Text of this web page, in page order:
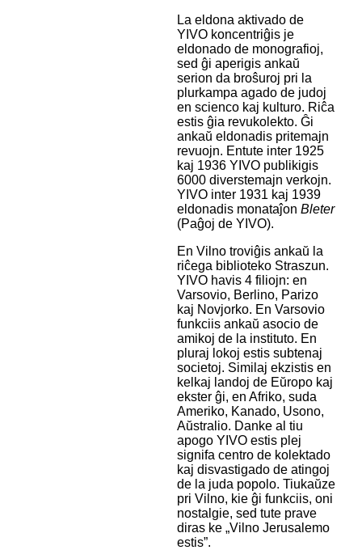
La eldona aktivado de
YIVO koncentriĝis je
eldonado de monografioj,
sed ĝi aperigis ankaŭ
serion da broŝuroj pri la
plurkampa agado de judoj
en scienco kaj kulturo. Riĉa
estis ĝia revukolekto. Ĝi
ankaŭ eldonadis pritemajn
revuojn. Entute inter 1925
kaj 1936 YIVO publikigis
6000 diverstemajn verkojn.
YIVO inter 1931 kaj 1939
eldonadis monataĵon Bleter
(Paĝoj de YIVO).
En Vilno troviĝis ankaŭ la
riĉega biblioteko Straszun.
YIVO havis 4 filiojn: en
Varsovio, Berlino, Parizo
kaj Novjorko. En Varsovio
funkciis ankaŭ asocio de
amikoj de la instituto. En
pluraj lokoj estis subtenaj
societoj. Similaj ekzistis en
kelkaj landoj de Eŭropo kaj
ekster ĝi, en Afriko, suda
Ameriko, Kanado, Usono,
Aŭstralio. Danke al tiu
apogo YIVO estis plej
signifa centro de kolektado
kaj disvastigado de atingoj
de la juda popolo. Tiukaŭze
pri Vilno, kie ĝi funkciis, oni
nostalgie, sed tute prave
diras ke „Vilno Jerusalemo
estis”.